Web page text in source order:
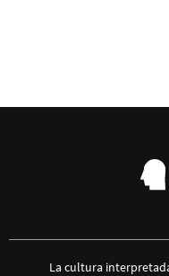
La cultura